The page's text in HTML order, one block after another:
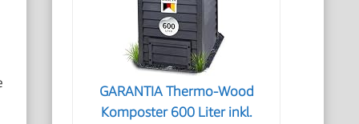
GARANTIA Thermo-Wood
Komposter 600 Liter inkl.